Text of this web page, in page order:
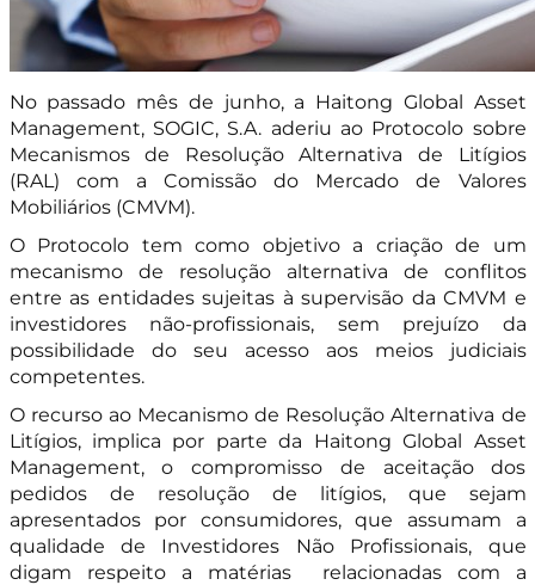
No passado mês de junho, a Haitong Global Asset
Management, SOGIC, S.A. aderiu ao Protocolo sobre
Mecanismos de Resolução Alternativa de Litígios
(RAL) com a Comissão do Mercado de Valores
Mobiliários (CMVM).
O Protocolo tem como objetivo a criação de um
mecanismo de resolução alternativa de conflitos
entre as entidades sujeitas à supervisão da CMVM e
investidores não-profissionais, sem prejuízo da
possibilidade do seu acesso aos meios judiciais
competentes.
O recurso ao Mecanismo de Resolução Alternativa de
Litígios, implica por parte da Haitong Global Asset
Management, o compromisso de aceitação dos
pedidos de resolução de litígios, que sejam
apresentados por consumidores, que assumam a
qualidade de Investidores Não Profissionais, que
digam respeito a matérias relacionadas com a